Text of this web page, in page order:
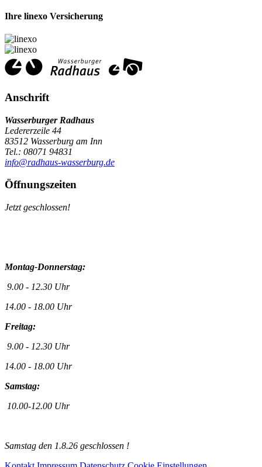
Ihre linexo Versicherung
Anschrift
Wasserburger Radhaus
Ledererzeile 44
83512 Wasserburg am Inn
Tel.: 08071 94831
info@radhaus-wasserburg.de
Öffnungszeiten
Jetzt geschlossen!
Montag-Donnerstag:
9.00 - 12.30 Uhr
14.00 - 18.00 Uhr
Freitag:
9.00 - 12.30 Uhr
14.00 - 18.00 Uhr
Samstag:
10.00-12.00 Uhr
Samstag den 1.8.26 geschlossen !